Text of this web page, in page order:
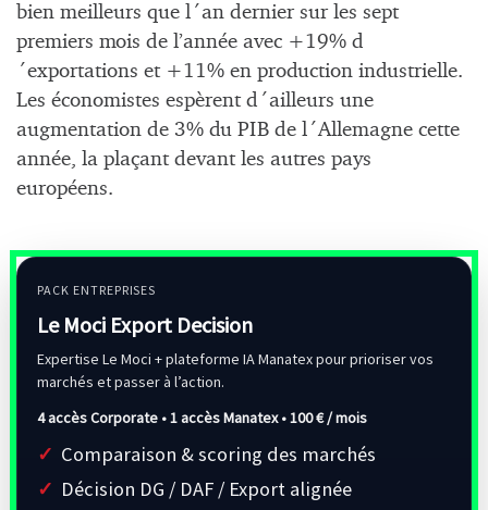
bien meilleurs que l´an dernier sur les sept
premiers mois de l’année avec +19% d
´exportations et +11% en production industrielle.
Les économistes espèrent d´ailleurs une
augmentation de 3% du PIB de l´Allemagne cette
année, la plaçant devant les autres pays
européens.
PACK ENTREPRISES
Le Moci Export Decision
Expertise Le Moci + plateforme IA Manatex pour prioriser vos
marchés et passer à l’action.
4 accès Corporate • 1 accès Manatex •100 € / mois
Comparaison & scoring des marchés
Décision DG / DAF / Export alignée